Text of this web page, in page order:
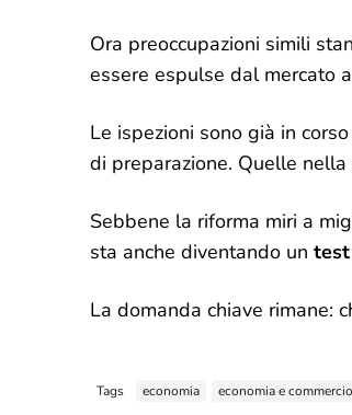
Ora preoccupazioni simili
essere espulse dal mercato
Le ispezioni sono già in
di preparazione. Quelle
Sebbene la riforma miri a
sta anche diventando un
La domanda chiave rimane:
Tags economia economia e commercio